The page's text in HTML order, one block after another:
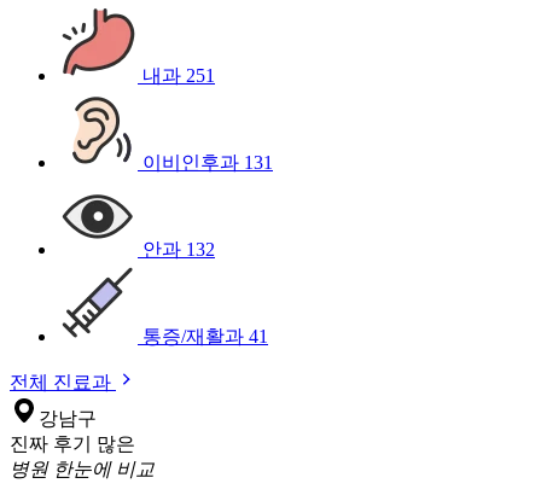
내과 251
이비인후과 131
안과 132
통증/재활과 41
전체 진료과
강남구
진짜 후기 많은
병원 한눈에 비교